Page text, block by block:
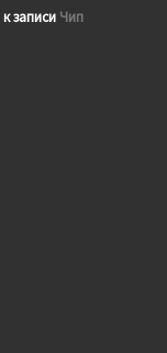
к записи Чип